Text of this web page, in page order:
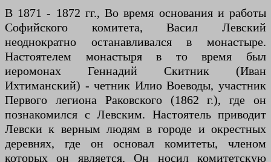
В 1871 - 1872 гг., Во время основания и работы
Софийского комитета, Васил Левский
неоднократно останавливался в монастыре.
Настоятелем монастыря в то время был
иеромонах Геннадий Скитник (Иван
Ихтиманский) - четник Илио Воеводы, участник
Первого легиона Раковского (1862 г.), где он
познакомился с Левским. Настоятель приводит
Левски к верным людям в городе и окрестных
деревнях, где он основал комитеты, членом
которых он является. Он носил комитетскую